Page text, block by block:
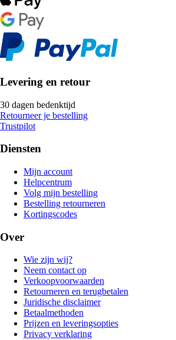
Levering en retour
30 dagen bedenktijd
Retourneer je bestelling
Trustpilot
Diensten
Mijn account
Helpcentrum
Volg mijn bestelling
Bestelling retourneren
Kortingscodes
Over
Wie zijn wij?
Neem contact op
Verkoopvoorwaarden
Retourneren en terugbetalen
Juridische disclaimer
Betaalmethoden
Prijzen en leveringsopties
Privacy verklaring